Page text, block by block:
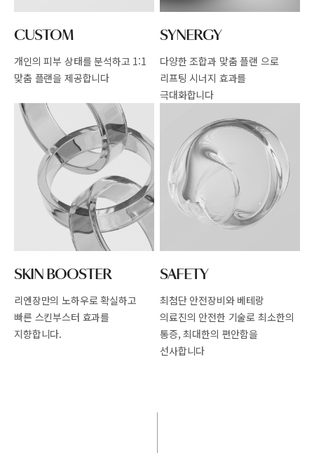
CUSTOM
개인의 피부 상태를 분석하고 1:1
맞춤 플랜을 제공합니다
SYNERGY
다양한 조합과 맞춤 플랜 으로
리프팅 시너지 효과를
극대화합니다
SKIN BOOSTER
리엔장만의 노하우로 확실하고
빠른 스킨부스터 효과를
지향합니다.
SAFETY
최첨단 안전장비와 베테랑
의료진의 안전한 기술로 최소한의
통증, 최대한의 편안함을
선사합니다